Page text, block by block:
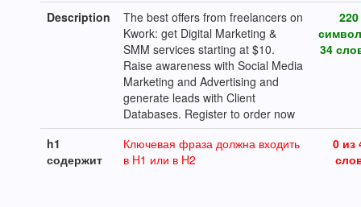
Description
The best offers from freelancers on
Kwork: get Digital Marketing &
SMM services starting at $10.
Raise awareness with Social Media
Marketing and Advertising and
generate leads with Client
Databases. Register to order now
220
34
h1
содержит
Ключевая фраза должна входить
в H1 или в H2
0 из